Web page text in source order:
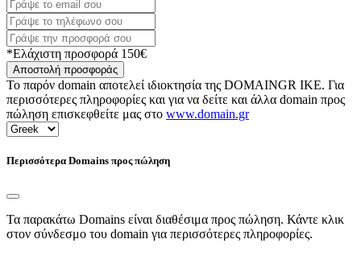
*Ελάχιστη προσφορά 150€
Αποστολή προσφοράς
Το παρόν domain αποτελεί ιδιοκτησία της DOMAINGR ΙΚΕ. Για
περισσότερες πληροφορίες και για να δείτε και άλλα domain προς
πώληση επισκεφθείτε μας στο www.domain.gr
Περισσότερα Domains προς πώληση
Τα παρακάτω Domains είναι διαθέσιμα προς πώληση. Κάντε κλικ
στον σύνδεσμο του domain για περισσότερες πληροφορίες.